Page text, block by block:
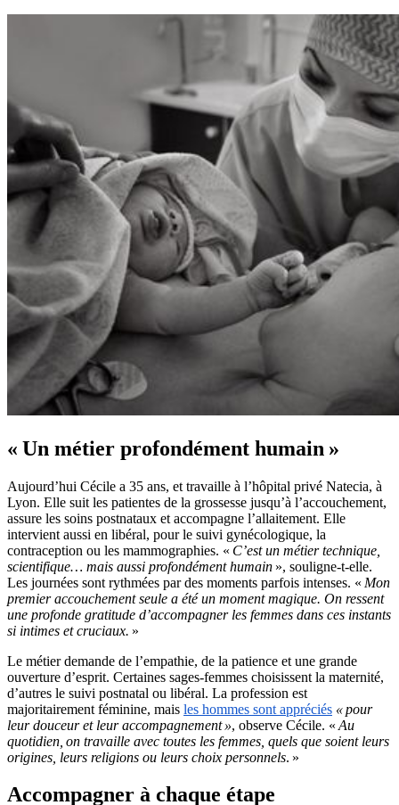
« Un métier profondément humain »
Aujourd’hui Cécile a 35 ans, et travaille à l’hôpital privé Natecia, à
Lyon. Elle suit les patientes de la grossesse jusqu’à l’accouchement,
assure les soins postnataux et accompagne l’allaitement. Elle
intervient aussi en libéral, pour le suivi gynécologique, la
contraception ou les mammographies. « C’est un métier technique,
scientifique… mais aussi profondément humain », souligne-t-elle.
Les journées sont rythmées par des moments parfois intenses. « Mon
premier accouchement seule a été un moment magique. On ressent
une profonde gratitude d’accompagner les femmes dans ces instants
si intimes et cruciaux. »
Le métier demande de l’empathie, de la patience et une grande
ouverture d’esprit. Certaines sages-femmes choisissent la maternité,
d’autres le suivi postnatal ou libéral. La profession est
majoritairement féminine, mais les hommes sont appréciés «pour
leur douceur et leur accompagnement », observe Cécile. « Au
quotidien, on travaille avec toutes les femmes, quels que soient leurs
origines, leurs religions ou leurs choix personnels. »
Accompagner à chaque étape